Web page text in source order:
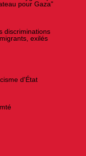
pour Gaza"
discriminations
exilés
d'État